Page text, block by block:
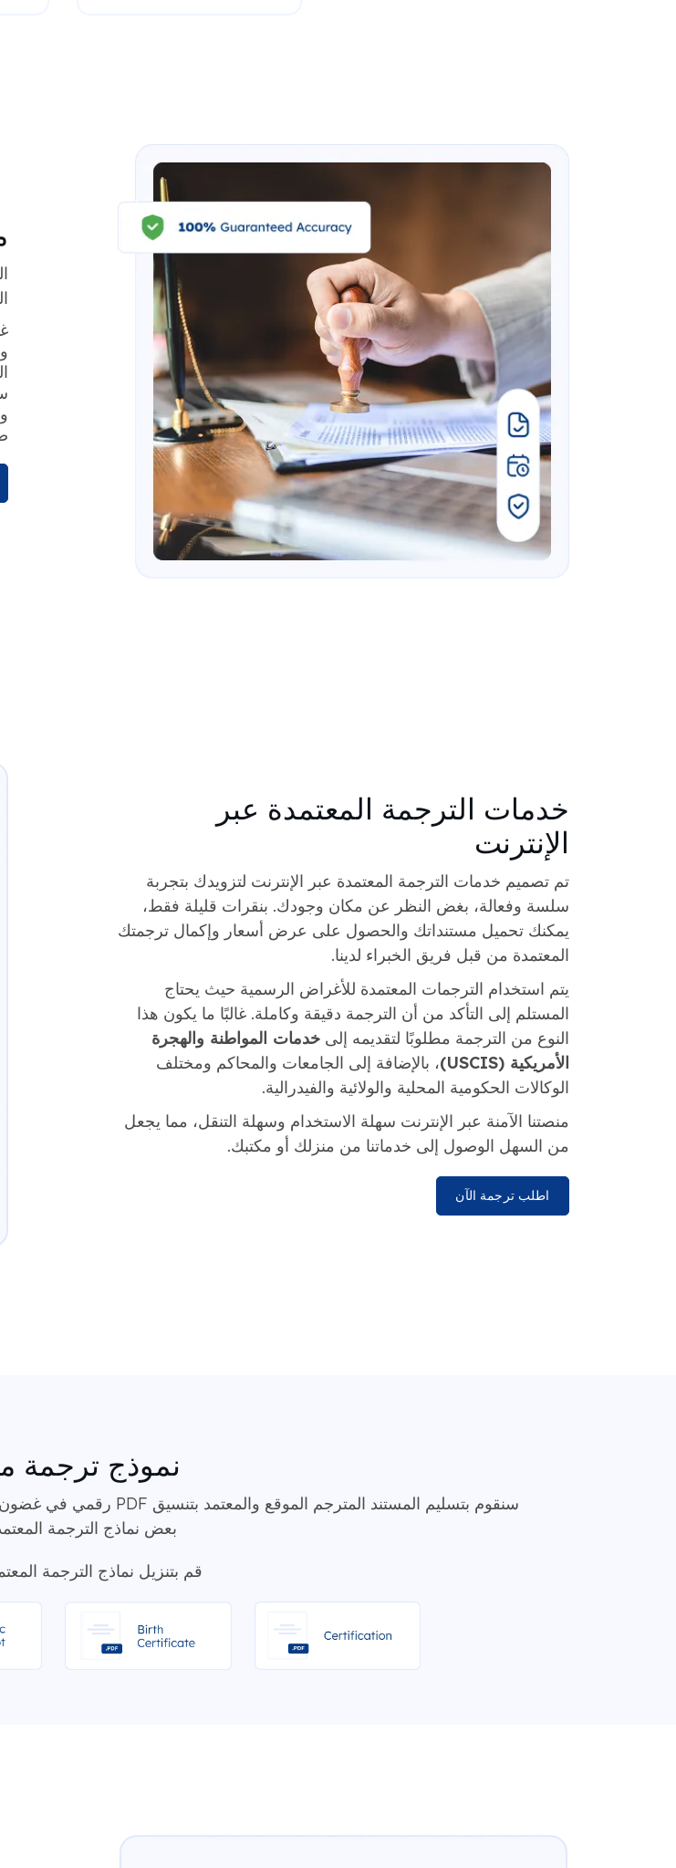
خدمات الترجمة المعتمدة عبر
الإنترنت
تم تصميم خدمات الترجمة المعتمدة عبر الإنترنت لتزويدك بتجربة
سلسة وفعالة، بغض النظر عن مكان وجودك. بنقرات قليلة فقط،
يمكنك تحميل مستنداتك والحصول على عرض أسعار وإكمال ترجمتك
المعتمدة من قبل فريق الخبراء لدينا.
يتم استخدام الترجمات المعتمدة للأغراض الرسمية حيث يحتاج
المستلم إلى التأكد من أن الترجمة دقيقة وكاملة. غالبًا ما يكون هذا
النوع من الترجمة مطلوبًا لتقديمه إلىخدمات المواطنة والهجرة
الأمريكية (USCIS)
، بالإضافة إلى الجامعات والمحاكم ومختلف
الوكالات الحكومية المحلية والولائية والفيدرالية.
منصتنا الآمنة عبر الإنترنت سهلة الاستخدام وسهلة التنقل، مما يجعل
من السهل الوصول إلى خدماتنا من منزلك أو مكتبك.
اطلب ترجمة الآن
نموذج ترجمة
بعض نماذج الترجمة
قم بتنزيل نماذج الترجمة